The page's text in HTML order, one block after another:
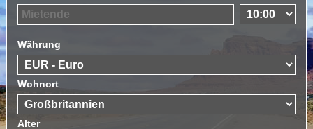
Währung
Wohnort
Alter